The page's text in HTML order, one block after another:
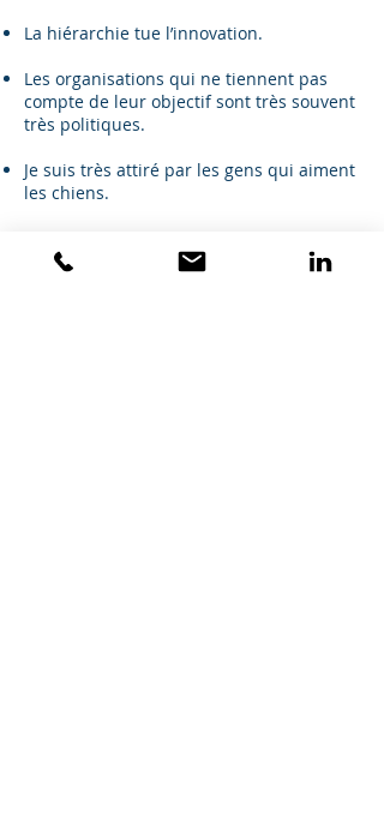
La hiérarchie tue l’innovation.
Les organisations qui ne tiennent pas
compte de leur objectif sont très souvent
très politiques.
Je suis très attiré par les gens qui aiment
les chiens.
ce que vous avez besoin d’entendre et